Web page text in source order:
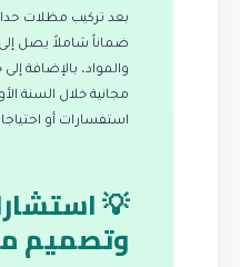
بعد تركيب مظلات
والمواد، بالإضافة
مجانية خلال السنة
استفسارات أو
💡
وتصميم